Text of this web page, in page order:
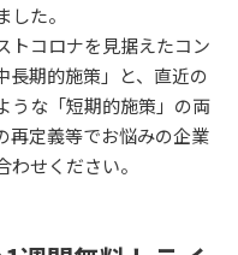
た。
トコロナを見据えたコン
長期的施策」と、直近の
うな「短期的施策」の両
再定義等でお悩みの企業
せください。